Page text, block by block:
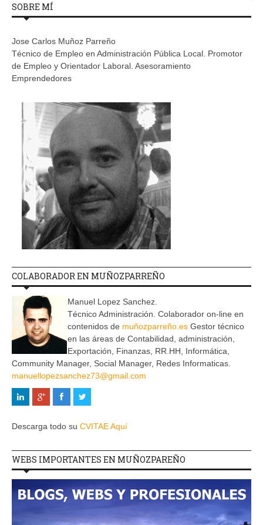
SOBRE MÍ
Jose Carlos Muñoz Parreño
Técnico de Empleo en Administración Pública Local. Promotor
de Empleo y Orientador Laboral. Asesoramiento
Emprendedores
COLABORADOR EN MUÑOZPARREÑO
Manuel Lopez Sanchez.
Técnico Administración. Colaborador on-line en
contenidos de muñozparreño.es Gestor técnico
en las áreas de Contabilidad, administración,
Exportación, Finanzas, RR.HH, Informática,
Community Manager, Social Manager, Redes Informaticas.
manuellopezsanchez73@gmail.com
Descarga todo su CVITAE Aquí
WEBS IMPORTANTES EN MUÑOZPAREÑO